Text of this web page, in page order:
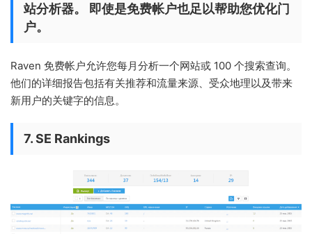
站分析器。 即使是免费帐户也足以帮助您优化门
户。
Raven 免费帐户允许您每月分析一个网站或 100 个搜索查询。
他们的详细报告包括有关推荐和流量来源、受众地理以及带来
新用户的关键字的信息。
7. SE Rankings